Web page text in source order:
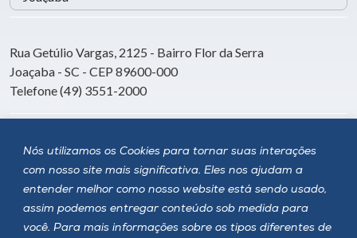
Nós utilizamos os Cookies para tornar suas interações
com nosso site mais significativa. Eles nos ajudam a
entender melhor como nosso website está sendo usado,
assim podemos entregar conteúdo sob medida para
você. Para mais informações sobre os tipos diferentes de
Rua Getúlio Vargas, 2125 - Bairro Flor da Serra
Joaçaba - SC - CEP 89600-000
Telefone (49) 3551-2000
Siga a Unoesc